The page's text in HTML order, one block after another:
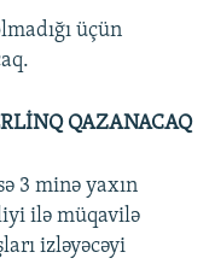
üçün
QAZANACAQ
3 minə yaxın
ilə müqavilə
izləyəcəyi